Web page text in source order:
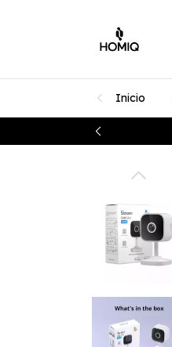
Inicio